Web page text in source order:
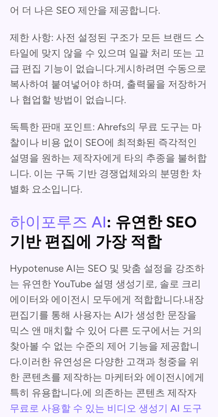
어 더 나은 SEO 제안을 제공합니다.
제한 사항: 사전 설정된 구조가 모든 브랜드 스
타일에 맞지 않을 수 있으며 일괄 처리 또는 고
급 편집 기능이 없습니다.게시하려면 수동으로
복사하여 붙여넣어야 하며, 출력물을 저장하거
나 협업할 방법이 없습니다.
독특한 판매 포인트: Ahrefs의 무료 도구는 마
찰이나 비용 없이 SEO에 최적화된 즉각적인
설명을 원하는 제작자에게 타의 추종을 불허합
니다. 이는 구독 기반 경쟁업체와의 분명한 차
별화 요소입니다.
하이포루즈 AI: 유연한 SEO
기반 편집에 가장 적합
Hypotenuse AI는 SEO 및 맞춤 설정을 강조하
는 유연한 YouTube 설명 생성기로, 솔로 크리
에이터와 에이전시 모두에게 적합합니다.내장
편집기를 통해 사용자는 AI가 생성한 문장을
믹스 앤 매치할 수 있어 다른 도구에서는 거의
찾아볼 수 없는 수준의 제어 기능을 제공합니
다.이러한 유연성은 다양한 고객과 청중을 위
한 콘텐츠를 제작하는 마케터와 에이전시에게
특히 유용합니다.에 의존하는 콘텐츠 제작자
무료로 사용할 수 있는 비디오 생성기 AI 도구